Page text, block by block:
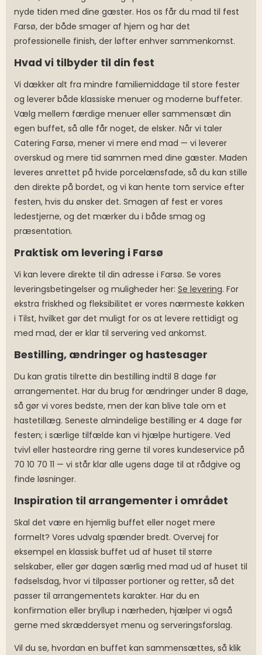
nyde tiden med dine gæster. Hos os får du mad til fest
Farsø, der både smager af hjem og har det
professionelle finish, der løfter enhver sammenkomst.
Hvad vi tilbyder til din fest
Vi dækker alt fra mindre familiemiddage til store fester
og leverer både klassiske menuer og moderne buffeter.
Vælg mellem færdige menuer eller sammensæt din
egen buffet, så alle får noget, de elsker. Når vi taler
Catering Farsø, mener vi mere end mad — vi leverer
overskud og mere tid sammen med dine gæster. Maden
leveres anrettet på hvide porcelænsfade, så du kan stille
den direkte på bordet, og vi kan hente tom service efter
festen, hvis du ønsker det. Smagen af fest er vores
ledestjerne, og det mærker du i både smag og
præsentation.
Praktisk om levering i Farsø
Vi kan levere direkte til din adresse i Farsø. Se vores
leveringsbetingelser og muligheder her: Se levering. For
ekstra friskhed og fleksibilitet er vores nærmeste køkken
i Tilst, hvilket gør det muligt for os at levere rettidigt og
med mad, der er klar til servering ved ankomst.
Bestilling, ændringer og hastesager
Du kan gratis tilrette din bestilling indtil 8 dage før
arrangementet. Har du brug for ændringer under 8 dage,
så gør vi vores bedste, men der kan blive tale om et
hastetillæg. Seneste almindelige bestilling er 4 dage før
festen; i særlige tilfælde kan vi hjælpe hurtigere. Ved
tvivl eller hasteordre ring gerne til vores kundeservice på
70 10 70 11 — vi står klar alle ugens dage til at rådgive og
finde løsninger.
Inspiration til arrangementer i området
Skal det være en hjemlig buffet eller noget mere
formelt? Vores udvalg spænder bredt. Overvej for
eksempel en klassisk buffet ud af huset til større
selskaber, eller gør dagen særlig med mad ud af huset til
fødselsdag, hvor vi tilpasser portioner og retter, så det
passer til arrangementets karakter. Har du en
konfirmation eller bryllup i nærheden, hjælper vi også
gerne med skræddersyet menu og serveringsforslag.
Vil du se, hvordan en buffet kan sammensættes, så klik